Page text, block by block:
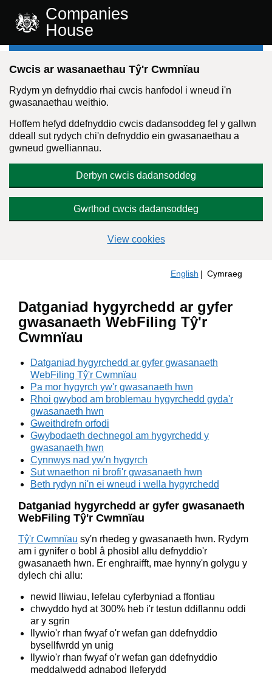
Companies
House
Cwcis ar wasanaethau Tŷ'r Cwmnïau
Rydym yn defnyddio rhai cwcis hanfodol i wneud i'n
gwasanaethau weithio.
Hoffem hefyd ddefnyddio cwcis dadansoddeg fel y gallwn
ddeall sut rydych chi'n defnyddio ein gwasanaethau a
gwneud gwelliannau.
Derbyn cwcis dadansoddeg
Gwrthod cwcis dadansoddeg
View cookies
English Cymraeg
Datganiad hygyrchedd ar gyfer
gwasanaeth WebFiling Tŷ'r
Cwmnïau
Datganiad hygyrchedd ar gyfer gwasanaeth
WebFiling Tŷ'r Cwmnïau
Pa mor hygyrch yw'r gwasanaeth hwn
Rhoi gwybod am broblemau hygyrchedd gyda'r
gwasanaeth hwn
Gweithdrefn orfodi
Gwybodaeth dechnegol am hygyrchedd y
gwasanaeth hwn
Cynnwys nad yw'n hygyrch
Sut wnaethon ni brofi'r gwasanaeth hwn
Beth rydyn ni'n ei wneud i wella hygyrchedd
Datganiad hygyrchedd ar gyfer gwasanaeth
WebFiling Tŷ'r Cwmnïau
Tŷ'r Cwmnïau sy'n rhedeg y gwasanaeth hwn. Rydym
am i gynifer o bobl â phosibl allu defnyddio'r
gwasanaeth hwn. Er enghraifft, mae hynny'n golygu y
dylech chi allu:
newid lliwiau, lefelau cyferbyniad a ffontiau
chwyddo hyd at 300% heb i'r testun ddiflannu oddi
ar y sgrin
llywio'r rhan fwyaf o'r wefan gan ddefnyddio
bysellfwrdd yn unig
llywio'r rhan fwyaf o'r wefan gan ddefnyddio
meddalwedd adnabod lleferydd